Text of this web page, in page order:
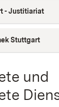
- Justitiariat
Stuttgart
und